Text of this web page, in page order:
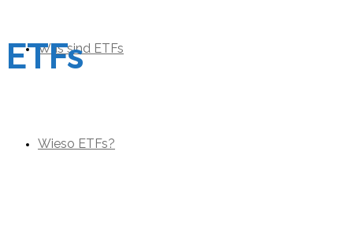
Was sind ETFs
Wieso ETFs?
ETFs